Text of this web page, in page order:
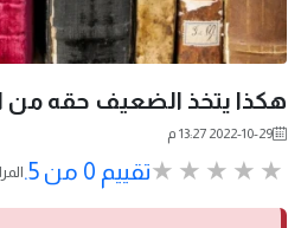
هكذا يتخذ الضعيف حقه
2022-10-29 13:27 م
تقييم 0 من 5. 0